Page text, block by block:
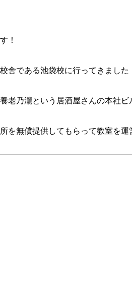
！
舎である池袋校に行ってきました
老乃瀧という居酒屋さんの本社ビ
を無償提供してもらって教室を運